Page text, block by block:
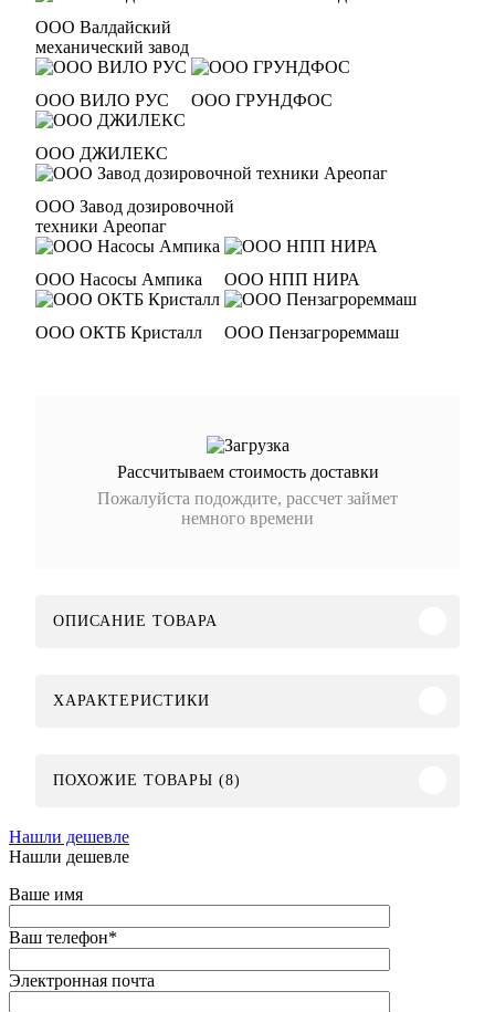
ООО Валдайский
механический завод
ООО ВИЛО РУС ООО ГРУНДФОС
ООО ДЖИЛЕКС
ООО Завод дозировочной
техники Ареопаг
ООО Насосы Ампика ООО НПП НИРА
ООО ОКТБ Кристалл ООО Пензагрореммаш
Рассчитываем стоимость доставки
Пожалуйста подождите, рассчет займет
немного времени
ОПИСАНИЕ ТОВАРА
ХАРАКТЕРИСТИКИ
ПОХОЖИЕ ТОВАРЫ (8)
Нашли дешевле
Нашли дешевле
Ваше имя
Ваш телефон*
Электронная почта